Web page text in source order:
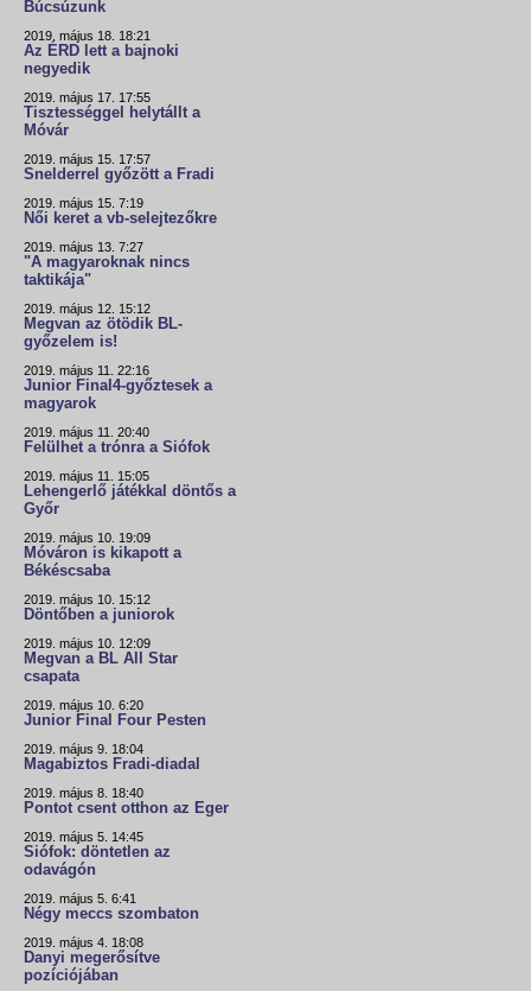
Búcsúzunk
2019. május 18. 18:21
Az ÉRD lett a bajnoki
negyedik
2019. május 17. 17:55
Tisztességgel helytállt a
Móvár
2019. május 15. 17:57
Snelderrel győzött a Fradi
2019. május 15. 7:19
Női keret a vb-selejtezőkre
2019. május 13. 7:27
"A magyaroknak nincs
taktikája"
2019. május 12. 15:12
Megvan az ötödik BL-
győzelem is!
2019. május 11. 22:16
Junior Final4-győztesek a
magyarok
2019. május 11. 20:40
Felülhet a trónra a Siófok
2019. május 11. 15:05
Lehengerlő játékkal döntős a
Győr
2019. május 10. 19:09
Móváron is kikapott a
Békéscsaba
2019. május 10. 15:12
Döntőben a juniorok
2019. május 10. 12:09
Megvan a BL All Star
csapata
2019. május 10. 6:20
Junior Final Four Pesten
2019. május 9. 18:04
Magabiztos Fradi-diadal
2019. május 8. 18:40
Pontot csent otthon az Eger
2019. május 5. 14:45
Siófok: döntetlen az
odavágón
2019. május 5. 6:41
Négy meccs szombaton
2019. május 4. 18:08
Danyi megerősítve
pozíciójában